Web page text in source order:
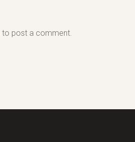
to post a comment.